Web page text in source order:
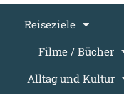
Reiseziele
Filme / Bücher
Alltag und Kultur